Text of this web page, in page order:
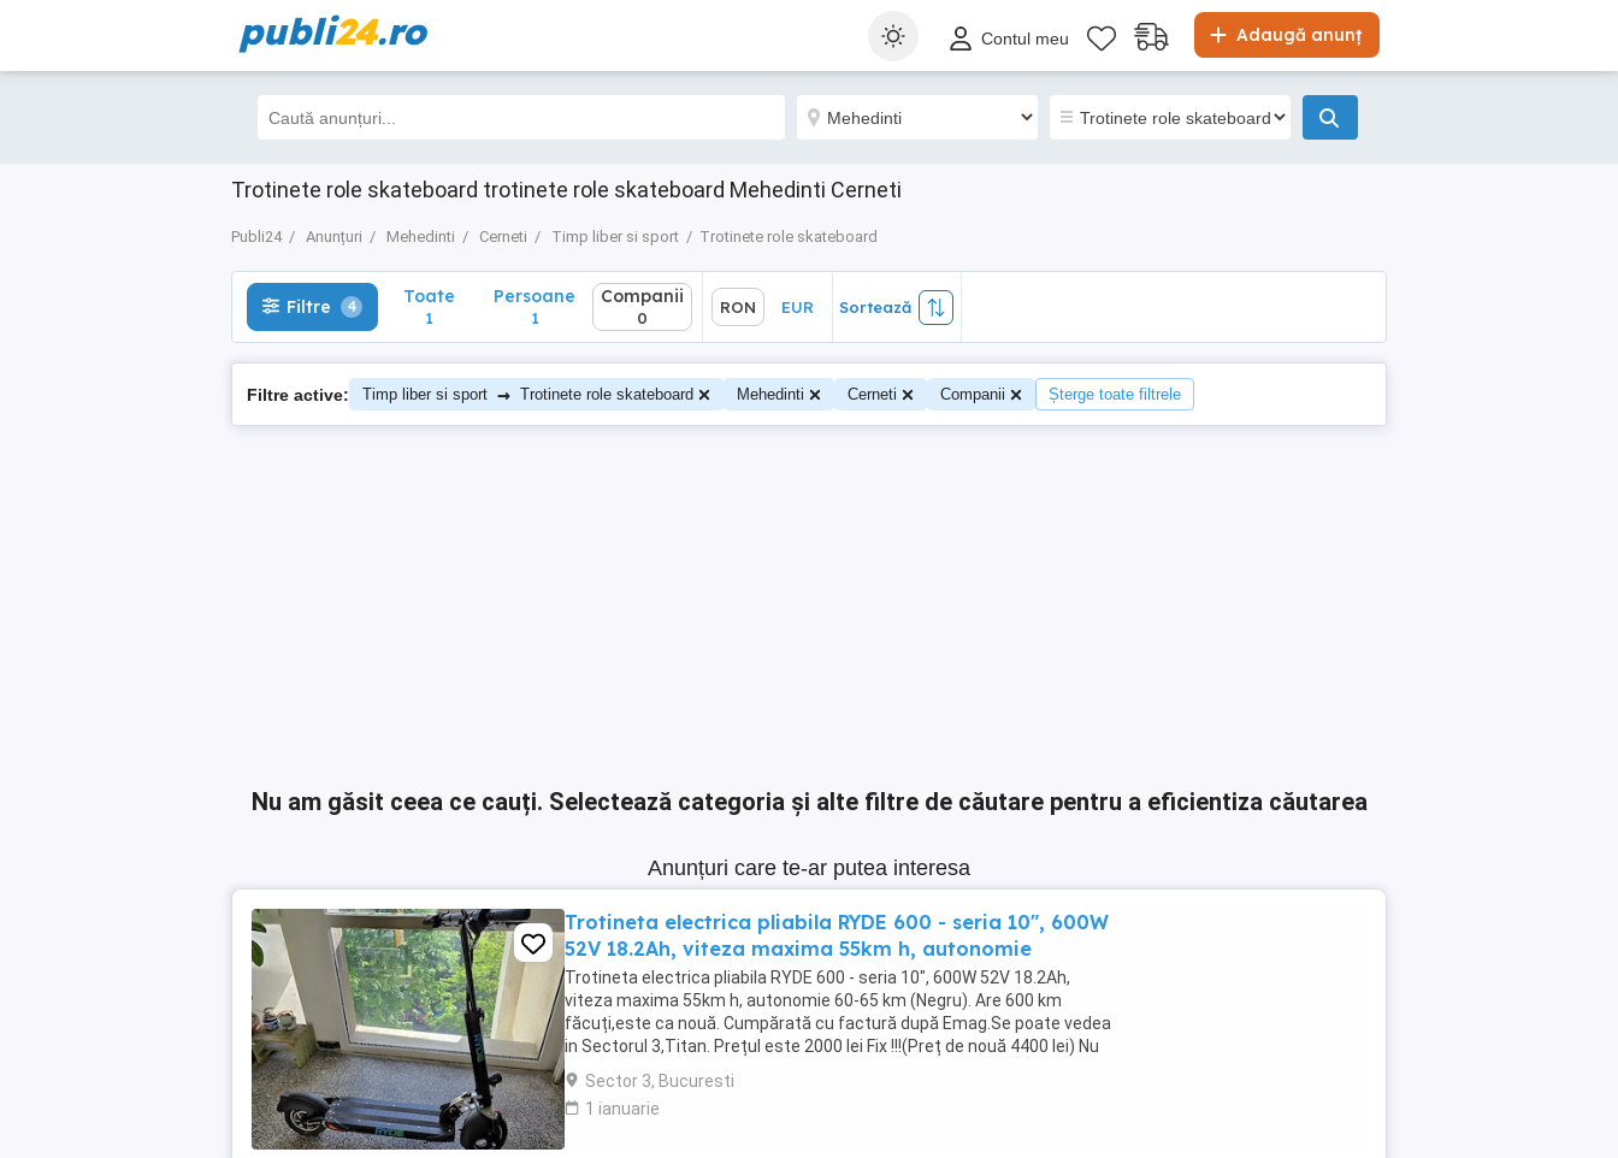
publi24.ro Adaugă anunț
Contul meu
Trotinete role skateboard trotinete role skateboard Mehedinti Cerneti
Publi24 Anunțuri Mehedinti Cerneti Timp liber si sport Trotinete role skateboard
Filtre 4 Toate
1
Sortează
Filtre 4 Toate
1
Persoane
1
Companii
0
RON EUR Sortează
Filtre active: Timp liber si sport → Trotinete role skateboard Mehedinti Cerneti Companii Șterge toate filtrele
Nu am găsit ceea ce cauți. Selectează categoria și alte filtre de căutare pentru a eficientiza căutarea
Anunțuri care te-ar putea interesa
Trotineta electrica pliabila RYDE 600 - seria 10", 600W
52V 18.2Ah, viteza maxima 55km h, autonomie
Trotineta electrica pliabila RYDE 600 - seria 10", 600W 52V 18.2Ah,
viteza maxima 55km h, autonomie 60-65 km (Negru). Are 600 km
făcuți,este ca nouă. Cumpărată cu factură după Emag.Se poate vedea
in Sectorul 3,Titan. Prețul este 2000 lei Fix !!!(Preț de nouă 4400 lei) Nu
accept nici un fel de schimburi ...
Sector 3, Bucuresti
1 ianuarie